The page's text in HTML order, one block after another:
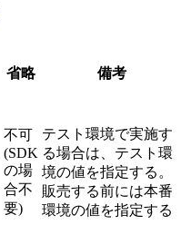
省略 備考
不可
(SDK
の場
合不
要)
テスト環境で実施す
る場合は、テスト環
境の値を指定する。
販売する前には本番
環境の値を指定する